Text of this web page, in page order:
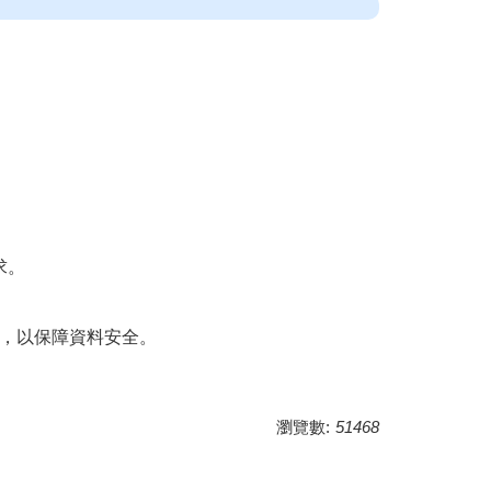
以保障資料安全。
瀏覽數: 51468